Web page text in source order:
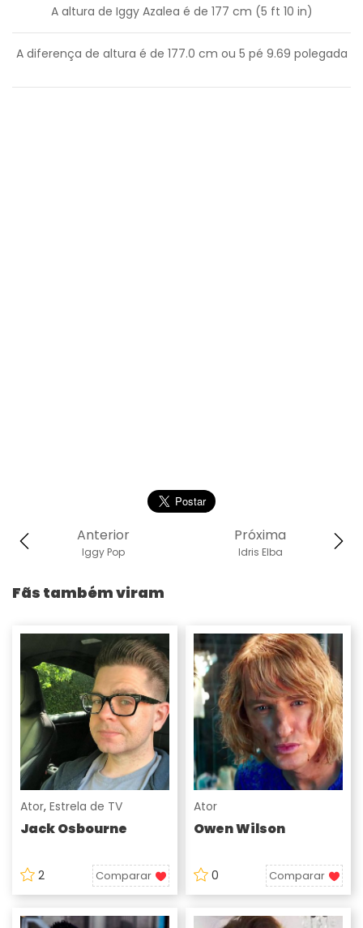
A altura de Iggy Azalea é de 177 cm (5 ft 10 in)
A diferença de altura é de 177.0 cm ou 5 pé 9.69 polegada
Próxima
Idris Elba
Anterior
Iggy Pop
Fãs também viram
Ator, Estrela de TV
Jack Osbourne
2 Comparar
Ator
Owen Wilson
0 Comparar